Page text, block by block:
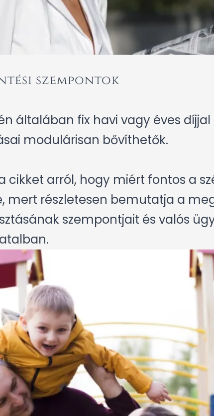
szempontok
általában fix havi vagy éves
modulárisan bővíthetők.
cikket arról, hogy miért fontos a
, mert részletesen bemutatja a
szempontjait és valós